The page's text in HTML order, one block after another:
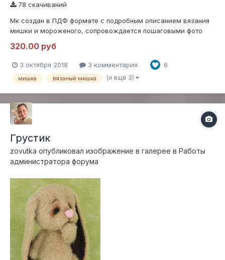
78 скачиваний
Мк создан в ПДФ формате с подробным описанием вязания
мишки и мороженого, сопровождается пошаговыми фото
предполагается наличие основных навыков вязания
крючком. Уровень сложности - средний. Необходимые
материалы: 1. Камтекс «Хлопок-травка» (6...
320.00 руб
3 октября 2018 3 комментария 6
мишка вязаный мишка (и ещё 3)
Грустик
zovutka опубликовал изображение в галерее в Работы
администратора форума